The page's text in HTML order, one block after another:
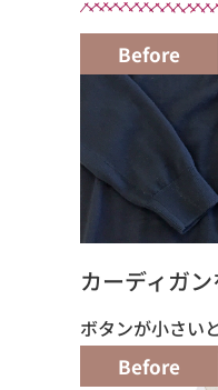
Before
カーディガ
ボタンが小さい
Before